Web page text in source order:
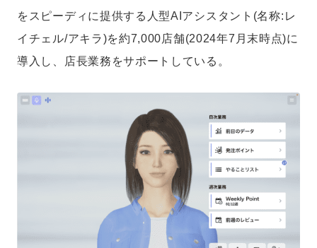
をスピーディに提供する人型AIアシスタント(名称:レ
イチェル/アキラ)を約7,000店舗(2024年7月末時点)に
導入し、店長業務をサポートしている。